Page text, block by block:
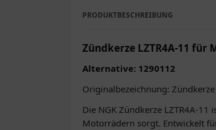
PRODUKTBESCHREIBUNG
Zündkerze LZTR4A-11 für
Alternative: 1290112
Originalbezeichnung: Zündkerze
Die NGK Zündkerze LZTR4A-
Motorrädern sorgt. Entwickelt